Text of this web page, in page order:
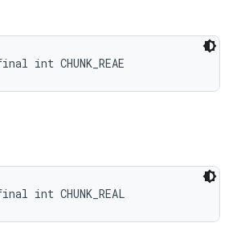
int CHUNK_REAE
int CHUNK_REAL